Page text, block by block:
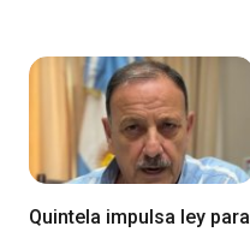
Quintela impulsa ley para